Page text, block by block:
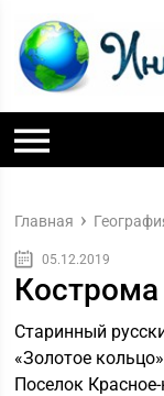
Главная
05.12.2019
Старинный
«Золотое
Поселок